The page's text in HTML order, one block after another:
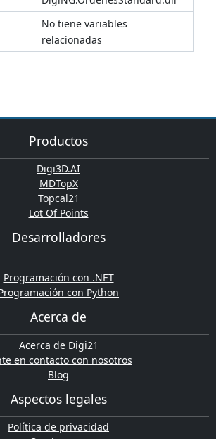
No tiene variables
relacionadas
Productos
Digi3D.AI
MDTopX
Topcal21
Lot Of Points
Desarrolladores
Programación con .NET
con Python
Acerca de
Acerca de Digi21
en contacto con nosotros
Blog
Aspectos legales
Política de privacidad